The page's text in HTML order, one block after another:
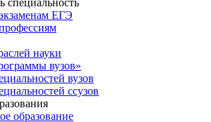
ЕГЭ
науки
вузов»
вузов
ссузов
образование